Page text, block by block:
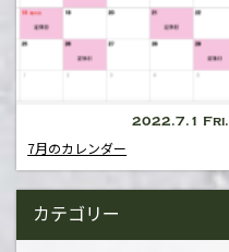
2022.7.1 Fri.
7月のカレンダー
カテゴリー